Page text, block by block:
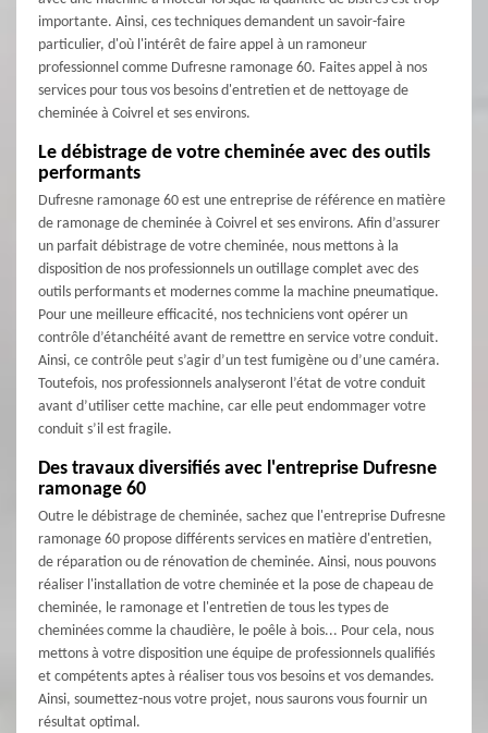
importante. Ainsi, ces techniques demandent un savoir-faire
particulier, d'où l'intérêt de faire appel à un ramoneur
professionnel comme Dufresne ramonage 60. Faites appel à nos
services pour tous vos besoins d'entretien et de nettoyage de
cheminée à Coivrel et ses environs.
Le débistrage de votre cheminée avec des outils
performants
Dufresne ramonage 60 est une entreprise de référence en matière
de ramonage de cheminée à Coivrel et ses environs. Afin d’assurer
un parfait débistrage de votre cheminée, nous mettons à la
disposition de nos professionnels un outillage complet avec des
outils performants et modernes comme la machine pneumatique.
Pour une meilleure efficacité, nos techniciens vont opérer un
contrôle d’étanchéité avant de remettre en service votre conduit.
Ainsi, ce contrôle peut s’agir d’un test fumigène ou d’une caméra.
Toutefois, nos professionnels analyseront l’état de votre conduit
avant d’utiliser cette machine, car elle peut endommager votre
conduit s’il est fragile.
Des travaux diversifiés avec l'entreprise Dufresne
ramonage 60
Outre le débistrage de cheminée, sachez que l'entreprise Dufresne
ramonage 60 propose différents services en matière d'entretien,
de réparation ou de rénovation de cheminée. Ainsi, nous pouvons
réaliser l'installation de votre cheminée et la pose de chapeau de
cheminée, le ramonage et l'entretien de tous les types de
cheminées comme la chaudière, le poêle à bois... Pour cela, nous
mettons à votre disposition une équipe de professionnels qualifiés
et compétents aptes à réaliser tous vos besoins et vos demandes.
Ainsi, soumettez-nous votre projet, nous saurons vous fournir un
résultat optimal.